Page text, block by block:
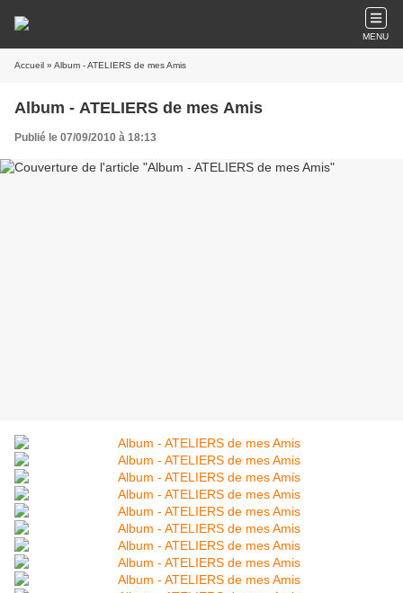
MENU
Accueil » Album - ATELIERS de mes Amis
Album - ATELIERS de mes Amis
Publié le 07/09/2010 à 18:13